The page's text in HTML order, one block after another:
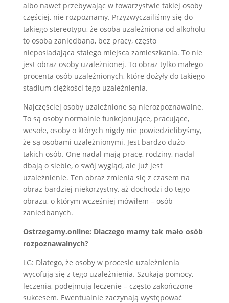
albo nawet przebywając w towarzystwie takiej osoby
częściej, nie rozpoznamy. Przyzwyczailiśmy się do
takiego stereotypu, że osoba uzależniona od alkoholu
to osoba zaniedbana, bez pracy, często
nieposiadająca stałego miejsca zamieszkania. To nie
jest obraz osoby uzależnionej. To obraz tylko małego
procenta osób uzależnionych, które dożyły do takiego
stadium ciężkości tego uzależnienia.
Najczęściej osoby uzależnione są nierozpoznawalne.
To są osoby normalnie funkcjonujące, pracujące,
wesołe, osoby o których nigdy nie powiedzielibyśmy,
że są osobami uzależnionymi. Jest bardzo dużo
takich osób. One nadal mają pracę, rodziny, nadal
dbają o siebie, o swój wygląd, ale już jest
uzależnienie. Ten obraz zmienia się z czasem na
obraz bardziej niekorzystny, aż dochodzi do tego
obrazu, o którym wcześniej mówiłem – osób
zaniedbanych.
Ostrzegamy.online: Dlaczego mamy tak mało osób
rozpoznawalnych?
LG: Dlatego, że osoby w procesie uzależnienia
wycofują się z tego uzależnienia. Szukają pomocy,
leczenia, podejmują leczenie – często zakończone
sukcesem. Ewentualnie zaczynają występować